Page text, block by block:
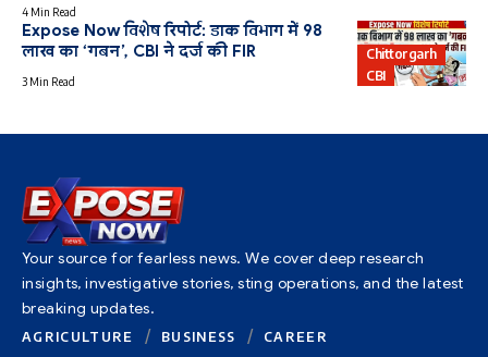
4 Min Read
Chittorgarh
CBI
Expose Now विशेष रिपोर्ट: डाक विभाग में 98
लाख का ‘गबन’, CBI ने दर्ज की FIR
3 Min Read
Your source for fearless news. We cover deep research
insights, investigative stories, sting operations, and the latest
breaking updates.
AGRICULTURE BUSINESS
CAREER